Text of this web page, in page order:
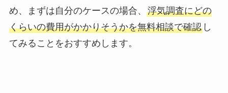
め、まずは自分のケースの場合、 浮気調査にどの
くらいの費用がかかりそうかを無料相談で確認し
てみることをおすすめします。